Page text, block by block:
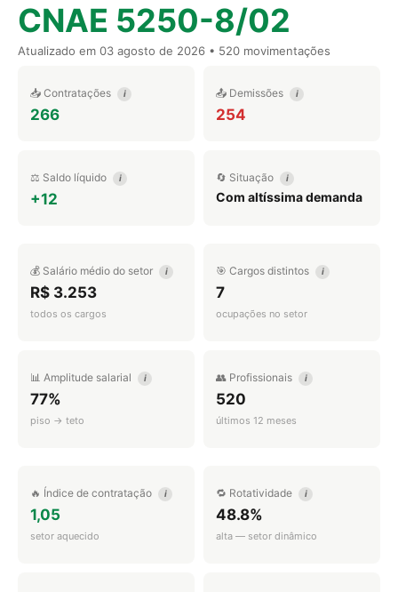
CNAE 5250-8/02
Atualizado em 03 agosto de 2026 • 520 movimentações
📥 Contratações i
266
📤 Demissões i
254
⚖️ Saldo líquido i
+12
🔄 Situação i
Com altíssima demanda
💰 Salário médio do setor i
R$ 3.253
todos os cargos
🎯 Cargos distintos i
7
ocupações no setor
📊 Amplitude salarial i
77%
piso → teto
👥 Profissionais i
520
últimos 12 meses
🔥 Índice de contratação i
1,05
setor aquecido
🔁 Rotatividade i
48.8%
alta — setor dinâmico